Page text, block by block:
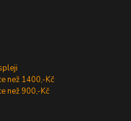
než 1400,-Kč
než 900,-Kč